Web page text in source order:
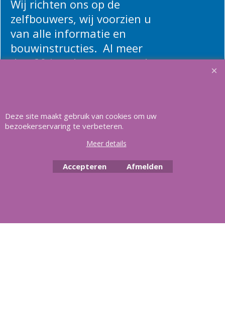
Wij richten ons op de
zelfbouwers, wij voorzien u
van alle informatie en
bouwinstructies. Al meer
dan 20 jaar het vertrouwd
Heeft u vragenmail ons
Copyright Aquasilver 2025, Al meer dan 21 jaar het vertrouwd adres
Deze site maakt gebruik van cookies om uw
bezoekerservaring te verbeteren.
Meer details
Accepteren Afmelden